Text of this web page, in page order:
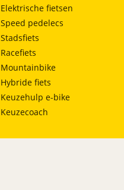
Elektrische fietsen
Speed pedelecs
Stadsfiets
Racefiets
Mountainbike
Hybride fiets
Keuzehulp e-bike
Keuzecoach